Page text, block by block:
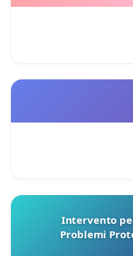
Intervento
Problemi